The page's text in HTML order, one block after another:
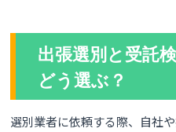
出張選別と受託
どう選ぶ？
選別業者に依頼する際、自社